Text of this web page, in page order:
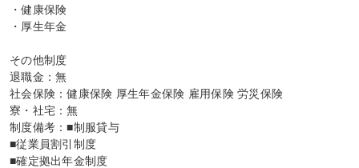
・健康保険
・厚生年金
その他制度
退職金：無
社会保険：健康保険 厚生年金保険 雇用保険 労災保険
寮・社宅：無
制度備考：■制服貸与
■従業員割引制度
■確定拠出年金制度